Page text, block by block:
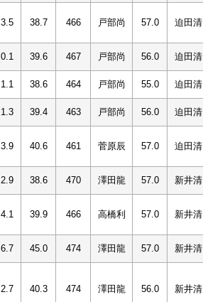
3.5 38.7 466 戸部尚 57.0 迫田清
0.1 39.6 467 戸部尚 56.0 迫田清
1.1 38.6 464 戸部尚 55.0 迫田清
1.3 39.4 463 戸部尚 56.0 迫田清
3.9 40.6 461 菅原辰 57.0 迫田清
2.9 38.6 470 澤田龍 57.0 新井清
4.1 39.9 466 高橋利 57.0 新井清
6.7 45.0 474 澤田龍 57.0 新井清
2.7 40.3 474 澤田龍 56.0 新井清